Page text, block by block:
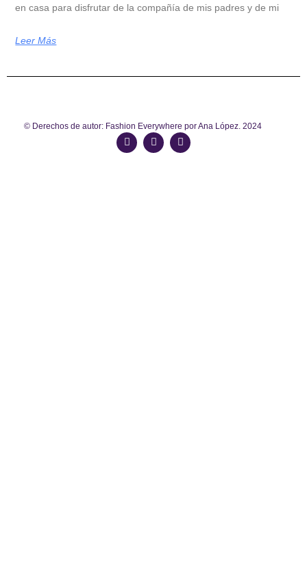
en casa para disfrutar de la compañía de mis padres y de mi
Leer Más
© Derechos de autor: Fashion Everywhere por Ana López. 2024